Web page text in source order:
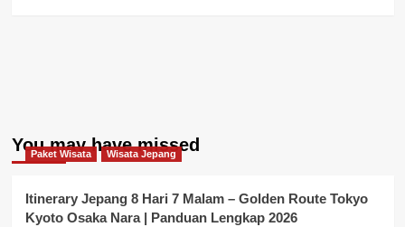
You may have missed
Paket Wisata Wisata Jepang
Itinerary Jepang 8 Hari 7 Malam – Golden Route Tokyo
Kyoto Osaka Nara | Panduan Lengkap 2026